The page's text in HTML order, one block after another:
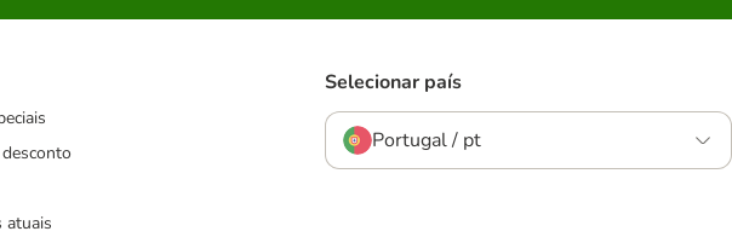
atuais
Selecionar país
Portugal / pt